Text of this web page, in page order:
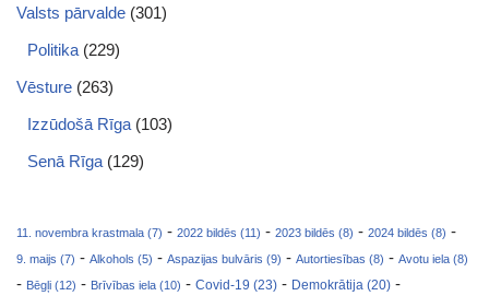
Valsts pārvalde (301)
Politika (229)
Vēsture (263)
Izzūdošā Rīga (103)
Senā Rīga (129)
11. novembra krastmala (7) - 2022 bildēs (11) - 2023 bildēs (8) - 2024 bildēs (8) -
9. maijs (7) - Alkohols (5) - Aspazijas bulvāris (9) - Autortiesības (8) - Avotu iela (8)
- Bēgļi (12) - Brīvības iela (10) - Covid-19 (23) - Demokrātija (20) -